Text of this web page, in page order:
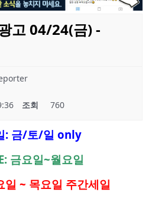
고 04/24(금) -
조회 760
: 금/토/일 only
금요일~월요일
일 ~ 목요일 주간세일